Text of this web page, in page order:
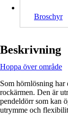
Broschyr
Beskrivning
Hoppa över område
Som hörnlösning har
rockärmen. Den är
pendeldörr som kan
utrymme och